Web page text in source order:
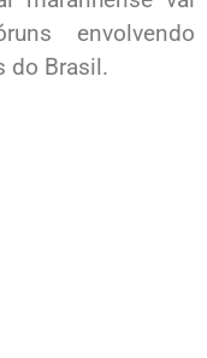
envolvendo
do Brasil.